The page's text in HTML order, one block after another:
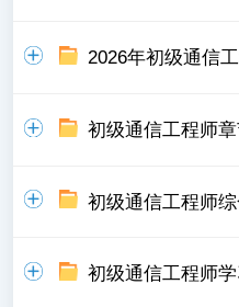
2026年初级通信
初级通信工程师
初级通信工程师
初级通信工程师学